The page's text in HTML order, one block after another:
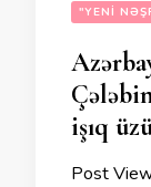
"YENI
işıq
Post